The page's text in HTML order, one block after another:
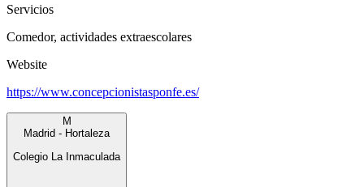
Servicios
Comedor, actividades extraescolares
Website
https://www.concepcionistasponfe.es/
M
Madrid - Hortaleza
Colegio La Inmaculada